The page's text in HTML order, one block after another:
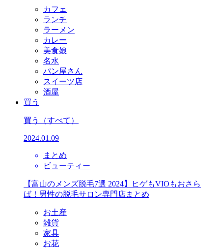
カフェ
ランチ
ラーメン
カレー
美食娘
名水
パン屋さん
スイーツ店
酒屋
買う
買う （すべて）
2024.01.09
まとめ
ビューティー
【富山のメンズ脱毛7選 2024】ヒゲもVIOもおさら
ば！男性の脱毛サロン専門店まとめ
お土産
雑貨
家具
お花